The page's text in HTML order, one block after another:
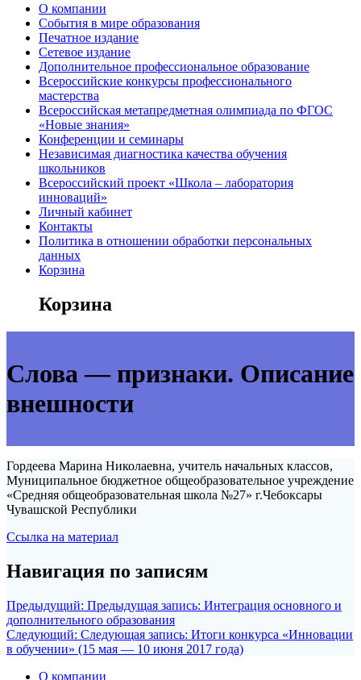
О компании
События в мире образования
Печатное издание
Сетевое издание
Дополнительное профессиональное образование
Всероссийские конкурсы профессионального
мастерства
Всероссийская метапредметная олимпиада по ФГОС
«Новые знания»
Конференции и семинары
Независимая диагностика качества обучения
школьников
Всероссийский проект «Школа – лаборатория
инноваций»
Личный кабинет
Контакты
Политика в отношении обработки персональных
данных
Корзина
Корзина
Слова — признаки. Описание
внешности
Гордеева Марина Николаевна, учитель начальных классов,
Муниципальное бюджетное общеобразовательное учреждение
«Средняя общеобразовательная школа №27» г.Чебоксары
Чувашской Республики
Ссылка на материал
Навигация по записям
Предыдущий: Предыдущая запись: Интеграция основного и
дополнительного образования
Следующий: Следующая запись: Итоги конкурса «Инновации
в обучении» (15 мая — 10 июня 2017 года)
О компании